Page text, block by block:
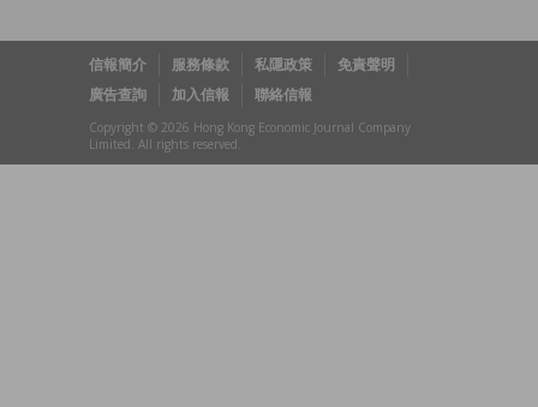
信報簡介 服務條款 私隱政策
免責聲明
廣告查詢
加入信報 聯絡信報
Copyright © 2026 Hong Kong Economic Journal Company
Limited. All rights reserved.